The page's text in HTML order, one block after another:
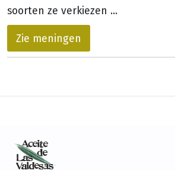
soorten ze verkiezen ...
Zie meningen